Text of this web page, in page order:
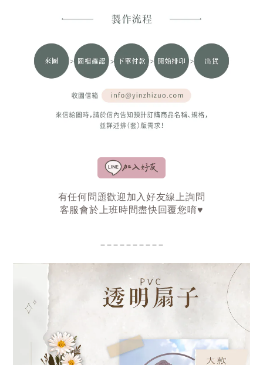
有任何問題歡迎加入好友線上詢問
客服會於上班時間盡快回覆您唷♥
‒ ‒ ‒ ‒ ‒ ‒ ‒ ‒ ‒ ‒